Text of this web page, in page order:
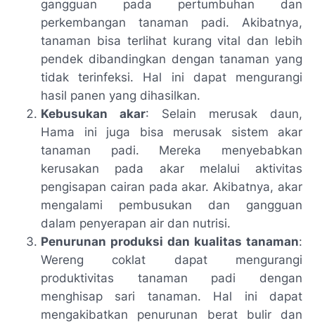
gangguan pada pertumbuhan dan
perkembangan tanaman padi. Akibatnya,
tanaman bisa terlihat kurang vital dan lebih
pendek dibandingkan dengan tanaman yang
tidak terinfeksi. Hal ini dapat mengurangi
hasil panen yang dihasilkan.
Kebusukan akar: Selain merusak daun,
Hama ini juga bisa merusak sistem akar
tanaman padi. Mereka menyebabkan
kerusakan pada akar melalui aktivitas
pengisapan cairan pada akar. Akibatnya, akar
mengalami pembusukan dan gangguan
dalam penyerapan air dan nutrisi.
Penurunan produksi dan kualitas tanaman:
Wereng coklat dapat mengurangi
produktivitas tanaman padi dengan
menghisap sari tanaman. Hal ini dapat
mengakibatkan penurunan berat bulir dan